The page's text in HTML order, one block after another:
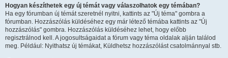
Hogyan készíthetek egy új témát vagy válaszolhatok egy témában?
Ha egy fórumban új témát szeretnél nyitni, kattints az "Új téma" gombra a
fórumban. Hozzászólás küldéséhez egy már létező témába kattints az "Új
hozzászólás" gombra. Hozzászólás küldéséhez lehet, hogy előbb
regisztrálnod kell. A jogosultságaidat a fórum vagy téma oldalak alján találod
meg. Például: Nyithatsz új témákat, Küldhetsz hozzászólást csatolmánnyal stb.